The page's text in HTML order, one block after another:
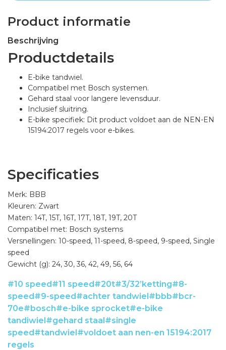
Product informatie
Beschrijving
Productdetails
E-bike tandwiel.
Compatibel met Bosch systemen.
Gehard staal voor langere levensduur.
Inclusief sluitring.
E-bike specifiek: Dit product voldoet aan de NEN-EN
15194:2017 regels voor e-bikes.
Specificaties
Merk: BBB
Kleuren: Zwart
Maten: 14T, 15T, 16T, 17T, 18T, 19T, 20T
Compatibel met: Bosch systems
Versnellingen: 10-speed, 11-speed, 8-speed, 9-speed, Single
speed
Gewicht (g): 24, 30, 36, 42, 49, 56, 64
#10 speed#11 speed#20t#3/32’ketting#8-
speed#9-speed#achter tandwiel#bbb#bcr-
70e#bosch#e-bike sprocket#e-bike
tandiwiel#gehard staal#single
speed#tandwiel#voldoet aan nen-en 15194:2017
regels